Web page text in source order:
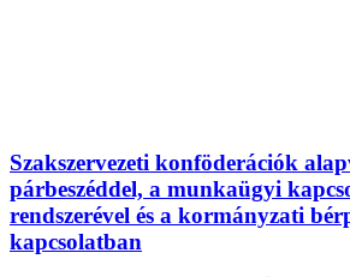
Szakszervezeti konföderációk
párbeszéddel, a munkaügyi
rendszerével és a kormányzati
kapcsolatban